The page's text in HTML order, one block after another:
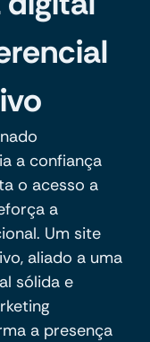
a confiança
o acesso a
a
Um site
aliado a uma
sólida e
a presença